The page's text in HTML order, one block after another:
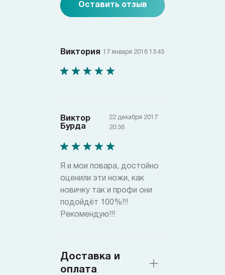
Оставить отзыв
Виктория 17 января 2018 13:45
Виктор
Бурда
22 декабря 2017
20:36
Я и мои повара, достойно
оценили эти ножи, как
новичку так и профи они
подойдёт 100%!!!
Рекомендую!!!
Доставка и
оплата